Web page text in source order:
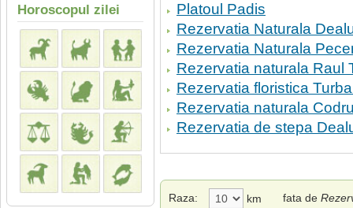
Horoscopul zilei
Platoul Padis
Rezervatia Naturala
Rezervatia Naturala
Rezervatia naturala Raul
Rezervatia floristica
Rezervatia naturala
Rezervatia de stepa
Raza: km fata de